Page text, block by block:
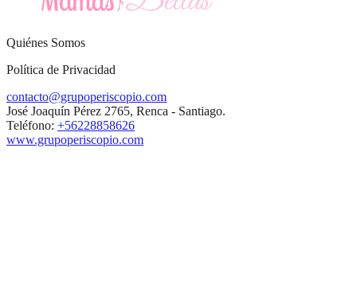
Quiénes Somos
Política de Privacidad
contacto@grupoperiscopio.com
José Joaquín Pérez 2765, Renca - Santiago.
Teléfono: +56228858626
www.grupoperiscopio.com